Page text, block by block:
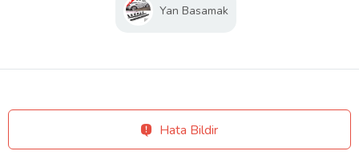
Yan Basamak
Hata Bildir